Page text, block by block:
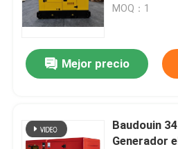
MOQ：1
Mejor precio
Baudouin
Generador